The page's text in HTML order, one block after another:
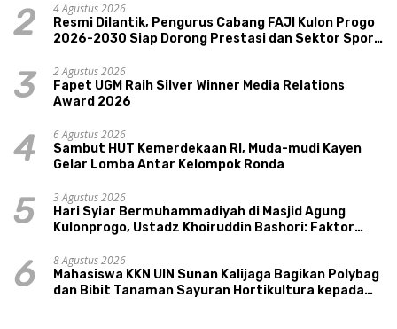
2
4 Agustus 2026
Resmi Dilantik, Pengurus Cabang FAJI Kulon Progo
2026-2030 Siap Dorong Prestasi dan Sektor Sport
3
2 Agustus 2026
Fapet UGM Raih Silver Winner Media Relations
Award 2026
4
6 Agustus 2026
Sambut HUT Kemerdekaan RI, Muda-mudi Kayen
Gelar Lomba Antar Kelompok Ronda
5
3 Agustus 2026
Hari Syiar Bermuhammadiyah di Masjid Agung
Kulonprogo, Ustadz Khoiruddin Bashori: Faktor
6
8 Agustus 2026
Mahasiswa KKN UIN Sunan Kalijaga Bagikan Polybag
dan Bibit Tanaman Sayuran Hortikultura kepada